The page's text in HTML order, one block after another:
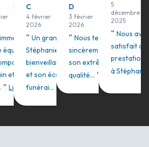
cet
plus
merci à toute
équipe pour
si
et réconfortant
” Lire plus
C
4 février
2026
“ Un grand Merci à
Stéphanie pour sa
bienveillance,sa gentillesse
et son écoute. Les
funérai... ”
D
3 février
2026
“ Nous tenons à
sincèrement Stephanie
son extrême
qualité... ” Lire plus
5
décembre
2025
“ Nous
satisfait de
à Stéphanie